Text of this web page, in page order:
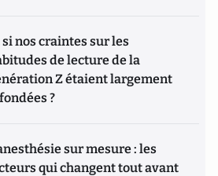
si nos craintes sur les
de lecture de la
Z étaient largement
?
sur mesure : les
qui changent tout avant